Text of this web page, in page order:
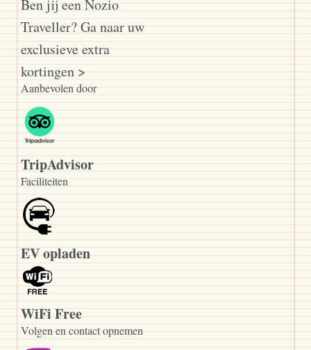
Ben jij een Nozio
Traveller? Ga naar uw
exclusieve extra
kortingen >
Aanbevolen door
TripAdvisor
Faciliteiten
EV opladen
WiFi Free
Volgen en contact opnemen